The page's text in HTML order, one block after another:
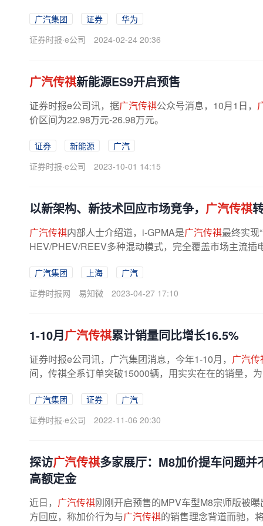
广汽集团 证券
华为
证券时报·e公司
2024-02-24 20:36
广汽传祺新能源ES9开启预售
证券时报e公司讯，据广汽传祺公众号消息，10月1日，
价区间为22.98万元-26.98万元。
证券 新能源
广汽
证券时报·e公司
2023-10-01 14:15
以新架构、新技术回应市场竞争， 广汽传祺
广汽传祺内部人士介绍道，i-GPMA是广汽传祺最终实现
HEV/PHEV/REEV多种混动模式，完全覆盖市场主流
广汽集团 上海
广汽
证券时报网
易知微 2023-04-27 17:10
1-10月广汽传祺累计销量同比增长16.5%
证券时报e公司讯，广汽集团消息，今年1-10月， 广汽传
间，传祺全系订单突破15000辆，用实实在在的销量，
广汽集团 证券
广汽
证券时报·e公司
2022-11-06 20:30
探访广汽传祺多家展厅：M8加价提车问题
高额定金
近日， 广汽传祺刚刚开启预售的MPV车型M8宗师版被
方回应，称加价行为与广汽传祺的销售理念背道而驰，